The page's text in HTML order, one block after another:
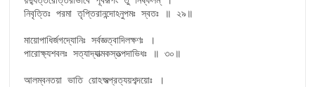
নিবৃত্তিঃ পরমা তৃপ্তিরানন্দোঽনুপমঃ স্বতঃ ॥ ২৯॥
মায়োপাধির্জগদ্যোনিঃ সর্বজ্ঞত্বাদিলক্ষণঃ ।
পারোক্ষ্যশবলঃ সত্যাদ্যাত্মকস্তত্পদাভিধঃ ॥ ৩০॥
আলম্বনতয়া ভাতি য়োঽস্মত্প্রত্যয়শব্দয়োঃ ।